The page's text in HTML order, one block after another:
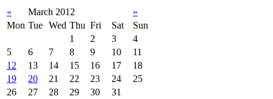
« March 2012
»
Mon Tue Wed Thu Fri Sat
Sun
1
2 3
4
5
6 7 8 9 10
11
12
13 14 15 16 17
18
19
20 21 22 23 24
25
26
27 28 29 30 31